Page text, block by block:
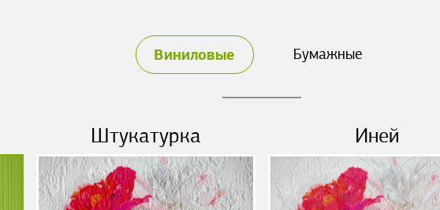
Виниловые Бумажные
Штукатурка Иней